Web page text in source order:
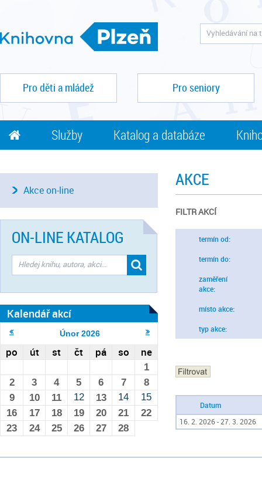
Pro děti a mládež Pro seniory
Služby Katalog a databáze
AKCE
FILTR AKCÍ
termín od:
termín do:
zaměření
akce:
místo akce:
typ akce:
Datum
16. 2. 2026 - 27. 3. 2026
Akce on-line
ON-LINE KATALOG
Kalendář akcí
Únor 2026
po út st čt pá so ne
1
2
3 4 5 6 7
8
9
10 11 12 13 14
15
16
17 18 19 20 21
22
23
24 25 26 27 28